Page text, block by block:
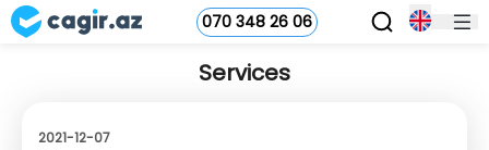
070 348 26 06
Services
2021-12-07